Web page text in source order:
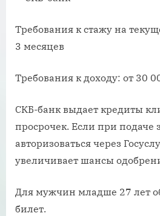
Требования к стажу на
3 месяцев
Требования к доходу: от 30
СКБ-банк выдает кредиты
просрочек. Если при подаче
авторизоваться через
увеличивает шансы
Для мужчин младше 27 лет
билет.